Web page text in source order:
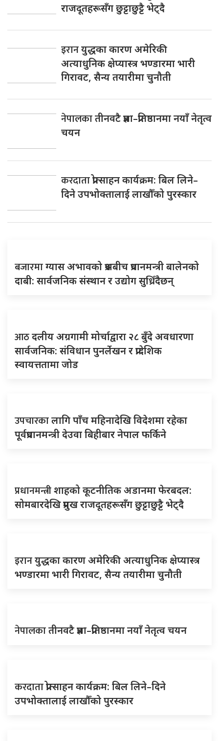
राजदूतहरूसँग छुट्टाछुट्टै भेट्दै
इरानयुद्धका कारण अमेरिकी
अत्याधुनिक क्षेप्यास्त्र भण्डारमा भारी
गिरावट, सैन्य तयारीमा चुनौती
नेपालकातीनवटै प्रज्ञा–प्रतिष्ठानमा नयाँ नेतृत्व
चयन
करदाताप्रोत्साहन कार्यक्रम: बिल लिने–
दिने उपभोक्तालाई लाखौँको पुरस्कार
बजारमाग्यास अभावको प्रश्नबीच प्रधानमन्त्री बालेनको
दाबी: सार्वजनिक संस्थान र उद्योग सुध्रिँदैछन्
आठदलीय अग्रगामी मोर्चाद्वारा २८ बुँदे अवधारणा
सार्वजनिक: संविधान पुनर्लेखन र प्रादेशिक
स्वायत्ततामा जोड
उपचारकालागि पाँच महिनादेखि विदेशमा रहेका
पूर्वप्रधानमन्त्री देउवा बिहीबार नेपाल फर्किने
प्रधानमन्त्रीशाहको कूटनीतिक अडानमा फेरबदल:
सोमबारदेखि प्रमुख राजदूतहरूसँग छुट्टाछुट्टै भेट्दै
इरानयुद्धका कारण अमेरिकी अत्याधुनिक क्षेप्यास्त्र
भण्डारमा भारी गिरावट, सैन्य तयारीमा चुनौती
नेपालकातीनवटै प्रज्ञा–प्रतिष्ठानमा नयाँ नेतृत्व चयन
करदाताप्रोत्साहन कार्यक्रम: बिल लिने–दिने
उपभोक्तालाई लाखौँको पुरस्कार